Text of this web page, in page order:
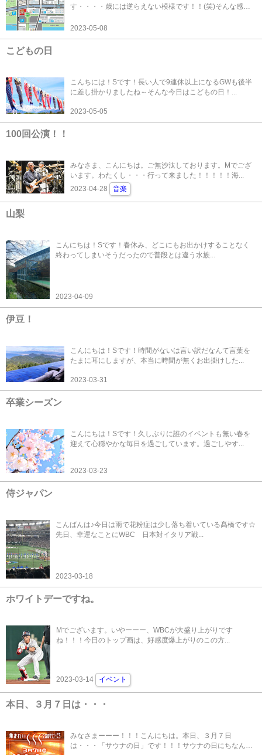
す・・・・歳には逆らえない模様です！！(笑)そんな感じ
2023-05-08
こどもの日
こんちには！Sです！長い人で9連休以上になるGWも後半
に差し掛かりましたね～そんな今日はこどもの日！...
2023-05-05
100回公演！！
みなさま、こんにちは。ご無沙汰しております。Mでござ
います。わたくし・・・行って来ました！！！！！海...
2023-04-28
音楽
山梨
こんにちは！Sです！春休み、どこにもお出かけすることなく
終わってしまいそうだったので普段とは違う水族...
2023-04-09
伊豆！
こんにちは！Sです！時間がないは言い訳だなんて言葉を
たまに耳にしますが、本当に時間が無くお出掛けした...
2023-03-31
卒業シーズン
こんにちは！Sです！久しぶりに誰のイベントも無い春を
迎えて心穏やかな毎日を過ごしています。過ごしやす...
2023-03-23
侍ジャパン
こんばんは♪今日は雨で花粉症は少し落ち着いている髙橋です☆
先日、幸運なことにWBC 日本対イタリア戦...
2023-03-18
ホワイトデーですね。
Mでございます。いやーーー、WBCが大盛り上がりです
ね！！！今日のトップ画は、好感度爆上がりのこの方...
2023-03-14 イベント
本日、３月７日は・・・
みなさまーーー！！！こんにちは。本日、３月７日
は・・・「サウナの日」です！！！サウナの日にちなん